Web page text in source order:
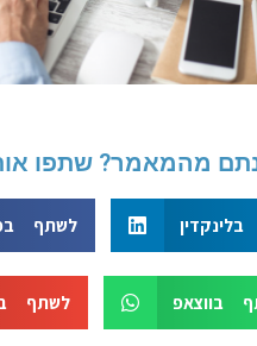
לשתף
לשתף בווצאפ